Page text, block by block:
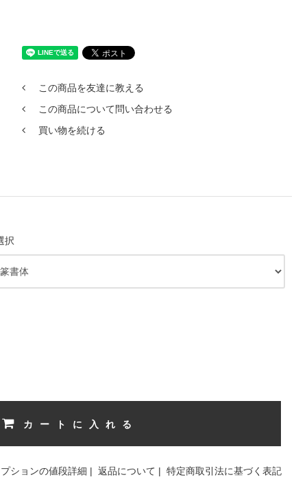
この商品を友達に教える
この商品について問い合わせる
買い物を続ける
択
カートに入れる
ションの値段詳細 | 返品について | 特定商取引法に基づく表記